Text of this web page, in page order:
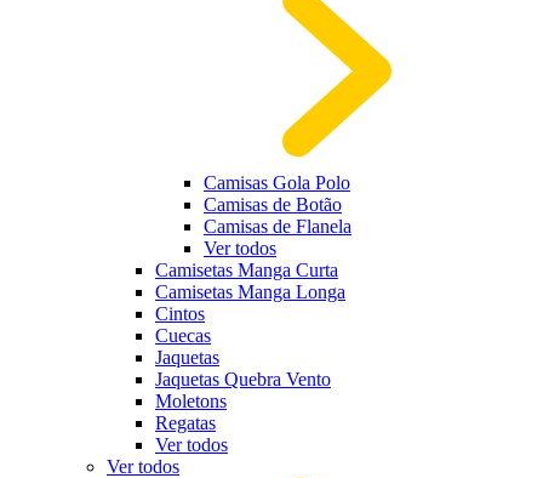
Camisas Gola Polo
Camisas de Botão
Camisas de Flanela
Ver todos
Camisetas Manga Curta
Camisetas Manga Longa
Cintos
Cuecas
Jaquetas
Jaquetas Quebra Vento
Moletons
Regatas
Ver todos
Ver todos